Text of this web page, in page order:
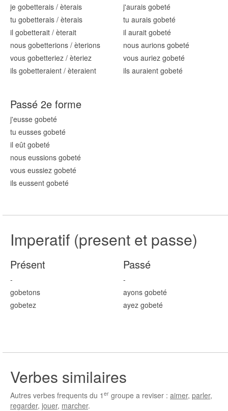
je gobetterais / èterais
tu gobetterais / èterais
il gobetterait / èterait
nous gobetterions / èterions
vous gobetteriez / èteriez
ils gobetteraient / èteraient
j'aurais gobeté
tu aurais gobeté
il aurait gobeté
nous aurions gobeté
vous auriez gobeté
ils auraient gobeté
Passé 2e forme
j'eusse gobeté
tu eusses gobeté
il eût gobeté
nous eussions gobeté
vous eussiez gobeté
ils eussent gobeté
Imperatif (present et passe)
Présent
-
gobetons
gobetez
Passé
-
ayons gobeté
ayez gobeté
Verbes similaires
Autres verbes frequents du 1 er groupe a reviser : aimer, parler,
regarder, jouer, marcher.